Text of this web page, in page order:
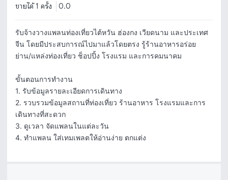
ขายได้ 1 ครั้ง 0.0
รับจ้างวางแพลนท่องเที่ยวไต้หวัน ฮ่องกง เวียดนาม และประเทศ
จีน โดยมีประสบการณ์ไปมาแล้วโดยตรง รู้ร้านอาหารอร่อย
ย่าน/แหล่งท่องเที่ยว ช็อปปิ้ง โรงแรม และการคมนาคม
ขั้นตอนการทำงาน
1. รับข้อมูลรายละเอียดการเดินทาง
2. รวบรวมข้อมูลสถานที่ท่องเที่ยว ร้านอาหาร โรงแรมและการ
เดินทางที่สะดวก
3. ดูเวลา จัดแพลนในแต่ละวัน
4. ทำแพลน ใส่เทมเพลตให้อ่านง่าย ตกแต่ง